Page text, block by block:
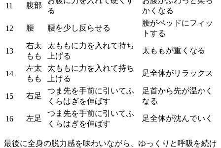
11 腹部
る
かくなる
12 腰 腰を少し反らせる
腰がベッドにフィッ
トする
13
右太
もも
太ももに力を入れて持ち
上げる
太ももが重くなる
14
左太
もも
太ももに力を入れて持ち
上げる
足全体がリラックス
15 右足
つま先を手前に引いてふ
くらはぎを伸ばす
足首から先が温かく
なる
16 左足
つま先を手前に引いてふ
くらはぎを伸ばす
足全体が沈んでいく
最後に全身の脱力感を味わいながら、ゆっくりと呼吸を続け